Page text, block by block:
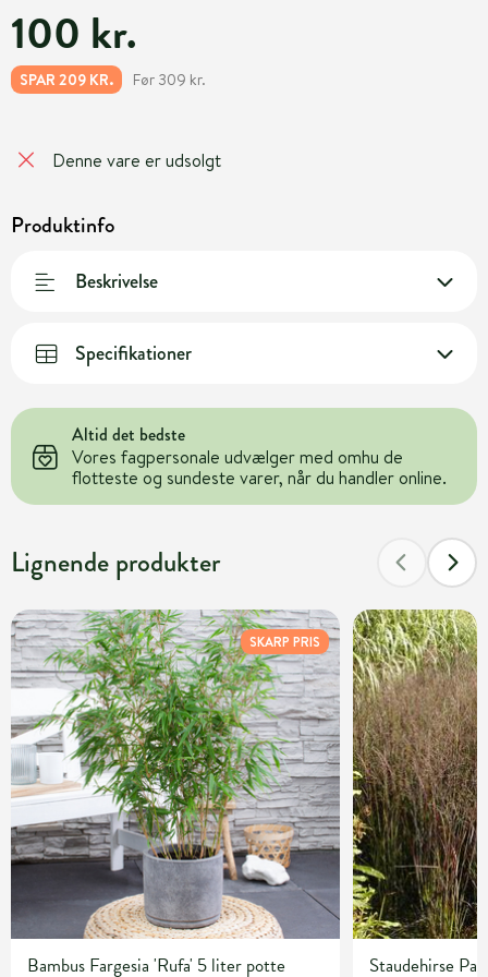
100 kr.
SPAR 209 KR. Før 309 kr.
Denne vare er udsolgt
Produktinfo
Beskrivelse
Specifikationer
Altid det bedste
Vores fagpersonale udvælger med omhu de
flotteste og sundeste varer, når du handler online.
Lignende produkter
SKARP PRIS
Bambus Fargesia 'Rufa' 5 liter potte
Staudehirse